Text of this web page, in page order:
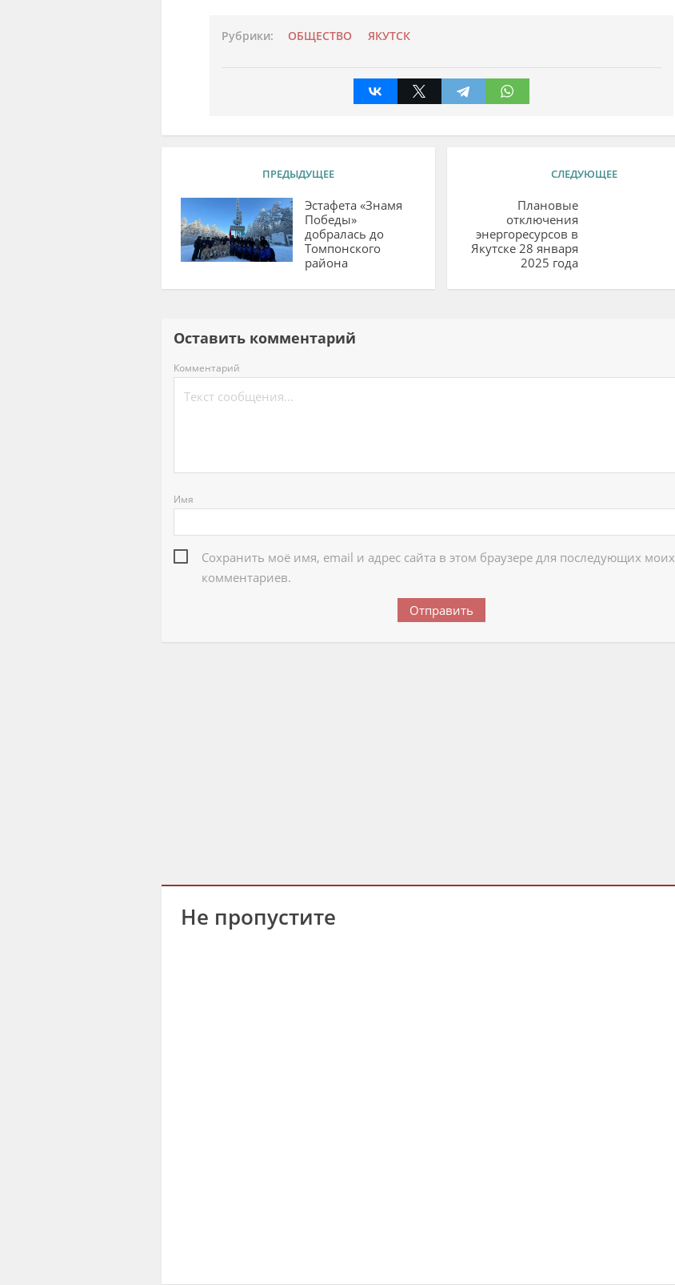
Рубрики: ОБЩЕСТВО ЯКУТСК
ПРЕДЫДУЩЕЕ
Эстафета «Знамя
Победы»
добралась до
Томпонского
района
СЛЕДУЮЩЕЕ
Плановые
отключения
энергоресурсов в
Якутске 28 января
2025 года
Оставить комментарий
Комментарий
Имя
Сохранить моё имя, email и адрес сайта в этом браузере для последующих моих
комментариев.
Не пропустите